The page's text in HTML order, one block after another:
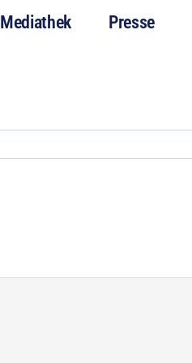
Mediathek
Presse